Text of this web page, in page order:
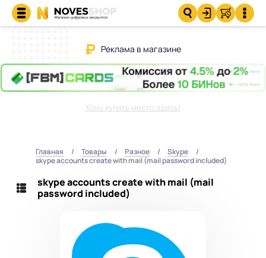
Реклама в магазине
Хочу купить место здесь!
Главная Товары Разное
Skype
skype accounts create with mail (mail password included)
skype accounts create with mail (mail
password included)